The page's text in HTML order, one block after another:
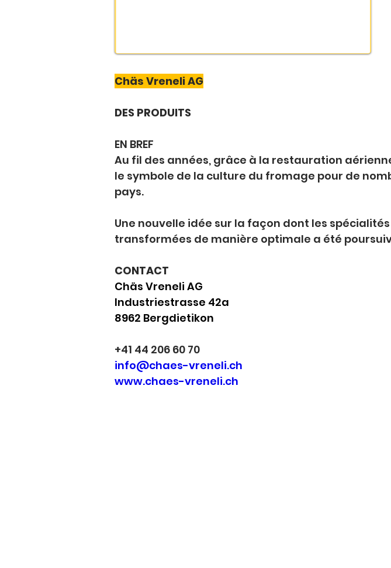
Chäs Vreneli AG
DES PRODUITS
EN BREF
Au fil des années, grâce à la restauration
le symbole de la culture du fromage pour de
pays.
Une nouvelle idée sur la façon dont les
transformées de manière optimale a été
CONTACT
Chäs Vreneli AG
Industriestrasse 42a
8962 Bergdietikon
+41 44 206 60 70
info@chaes-vreneli.ch
www.chaes-vreneli.ch